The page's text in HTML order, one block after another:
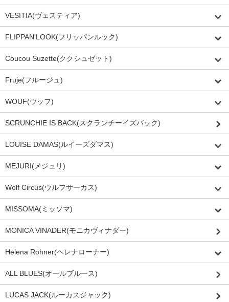
VESITIA(ヴェスティア)
FLIPPAN'LOOK(フリッパンルック)
Coucou Suzette(ククシュゼット)
Fruje(フルージュ)
WOUF(ウッフ)
SCRUNCHIE IS BACK(スクランチーイズバック)
LOUISE DAMAS(ルイーズダマス)
MEJURI(メジュリ)
Wolf Circus(ウルフサーカス)
MISSOMA(ミッソマ)
MONICA VINADER(モニカヴィナダー)
Helena Rohner(ヘレナローナー)
ALL BLUES(オールブルース)
LUCAS JACK(ルーカスジャック)